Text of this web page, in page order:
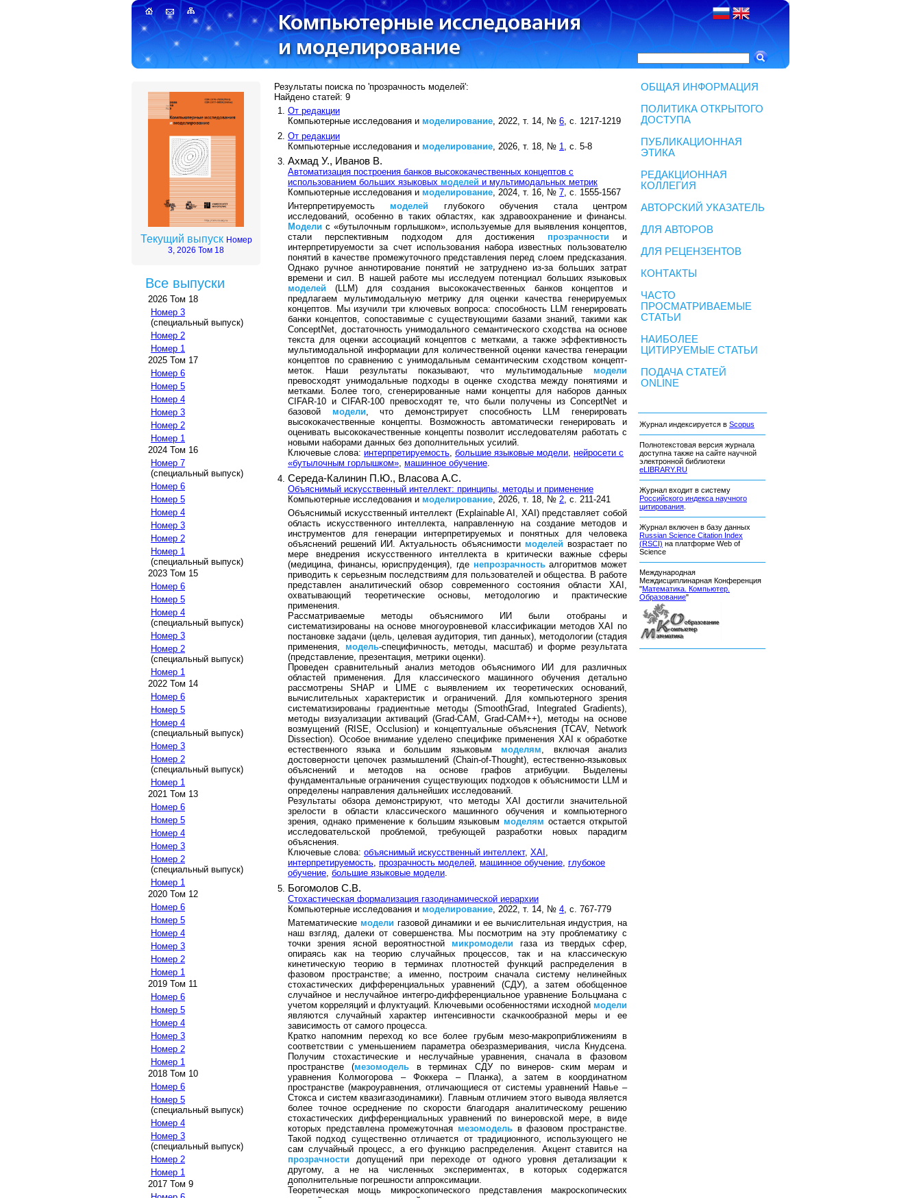
Текущий выпуск Номер
3, 2026 Том 18
Все выпуски
2026 Том 18
Номер 3
(специальный выпуск)
Номер 2
Номер 1
2025 Том 17
Номер 6
Номер 5
Номер 4
Номер 3
Номер 2
Номер 1
2024 Том 16
Номер 7
(специальный выпуск)
Номер 6
Номер 5
Номер 4
Номер 3
Номер 2
Номер 1
(специальный выпуск)
2023 Том 15
Номер 6
Номер 5
Номер 4
(специальный выпуск)
Номер 3
Номер 2
(специальный выпуск)
Номер 1
2022 Том 14
Номер 6
Номер 5
Номер 4
(специальный выпуск)
Номер 3
Номер 2
(специальный выпуск)
Номер 1
2021 Том 13
Номер 6
Номер 5
Номер 4
Номер 3
Номер 2
(специальный выпуск)
Номер 1
2020 Том 12
Номер 6
Номер 5
Номер 4
Номер 3
Номер 2
Номер 1
2019 Том 11
Номер 6
Номер 5
Номер 4
Номер 3
Номер 2
Номер 1
2018 Том 10
Номер 6
Номер 5
(специальный выпуск)
Номер 4
Номер 3
(специальный выпуск)
Номер 2
Номер 1
2017 Том 9
Результаты поиска по 'прозрачность моделей':
Найдено статей: 9
От редакции
Компьютерные исследования и моделирование, 2022, т. 14, № 6, с. 1217-1219
От редакции
Компьютерные исследования и моделирование , 2026, т. 18, № 1 , с. 5-8
Ахмад У., Иванов В.
Автоматизация построения банков высококачественных концептов с
использованием больших языковых моделей и мультимодальных метрик
Компьютерные исследования и моделирование, 2024, т. 16, № 7, с. 1555-1567
Интерпретируемость моделей глубокого обучения стала центром
исследований, особенно в таких областях, как здравоохранение и финансы.
Модели с «бутылочным горлышком», используемые для выявления концептов,
стали перспективным подходом для достижения прозрачности и
интерпретируемости за счет использования набора известных пользователю
понятий в качестве промежуточного представления перед слоем предсказания.
Однако ручное аннотирование понятий не затруднено из-за больших затрат
времени и сил. В нашей работе мы исследуем потенциал больших языковых
моделей (LLM) для создания высококачественных банков концептов и
предлагаем мультимодальную метрику для оценки качества генерируемых
концептов. Мы изучили три ключевых вопроса: способность LLM генерировать
банки концептов, сопоставимые с существующими базами знаний, такими как
ConceptNet, достаточность унимодального семантического сходства на основе
текста для оценки ассоциаций концептов с метками, а также эффективность
мультимодальной информации для количественной оценки качества генерации
концептов по сравнению с унимодальным семантическим сходством концепт-
меток. Наши результаты показывают, что мультимодальные модели
превосходят унимодальные подходы в оценке сходства между понятиями и
метками. Более того, сгенерированные нами концепты для наборов данных
CIFAR-10 и CIFAR-100 превосходят те, что были получены из ConceptNet и
базовой модели, что демонстрирует способность LLM генерировать
высококачественные концепты. Возможность автоматически генерировать и
оценивать высококачественные концепты позволит исследователям работать с
новыми наборами данных без дополнительных усилий.
Ключевые слова: интерпретируемость, большие языковые модели, нейросети с
«бутылочным горлышком», машинное обучение.
Середа-Калинин П.Ю., Власова А.С.
Объяснимый искусственный интеллект: принципы, методы и применение
Компьютерные исследования и моделирование , 2026, т. 18, № 2 , с. 211-241
Объяснимый искусственный интеллект (Explainable AI, XAI) представляет собой
область искусственного интеллекта, направленную на создание методов и
инструментов для генерации интерпретируемых и понятных для человека
объяснений решений ИИ. Актуальность объяснимости моделей возрастает по
мере внедрения искусственного интеллекта в критически важные сферы
(медицина, финансы, юриспруденция), где непрозрачностьалгоритмов может
приводить к серьезным последствиям для пользователей и общества. В работе
представлен аналитический обзор современного состояния области XAI,
охватывающий теоретические основы, методологию и практические
применения.
Рассматриваемые методы объяснимого ИИ были отобраны и
систематизированы на основе многоуровневой классификации методов XAI по
постановке задачи (цель, целевая аудитория, тип данных), методологии (стадия
применения, модель-специфичность, методы, масштаб) и форме результата
(представление, презентация, метрики оценки).
Проведен сравнительный анализ методов объяснимого ИИ для различных
областей применения. Для классического машинного обучения детально
рассмотрены SHAP и LIME с выявлением их теоретических оснований,
вычислительных характеристик и ограничений. Для компьютерного зрения
систематизированы градиентные методы (SmoothGrad, Integrated Gradients),
методы визуализации активаций (Grad-CAM, Grad-CAM++), методы на основе
возмущений (RISE, Occlusion) и концептуальные объяснения (TCAV, Network
Dissection). Особое внимание уделено специфике применения XAI к обработке
естественного языка и большим языковым моделям , включая анализ
достоверности цепочек размышлений (Chain-of-Thought), естественно-языковых
объяснений и методов на основе графов атрибуции. Выделены
фундаментальные ограничения существующих подходов к объяснимости LLM и
определены направления дальнейших исследований.
Результаты обзора демонстрируют, что методы XAI достигли значительной
зрелости в области классического машинного обучения и компьютерного
зрения, однако применение к большим языковым моделям остается открытой
исследовательской проблемой, требующей разработки новых парадигм
объяснения.
Ключевые слова: объяснимый искусственный интеллект, XAI
интерпретируемость прозрачность моделей машинное обучение глубокое
обучение большие языковые модели
Богомолов С.В.
Стохастическая формализация газодинамической иерархии
Компьютерные исследования и моделирование , 2022, т. 14, № 4 , с. 767-779
Математические модели газовой динамики и ее вычислительная индустрия, на
наш взгляд, далеки от совершенства. Мы посмотрим на эту проблематику с
точки зрения ясной вероятностной микромодели газа из твердых сфер,
опираясь как на теорию случайных процессов, так и на классическую
кинетическую теорию в терминах плотностей функций распределения в
фазовом пространстве; а именно, построим сначала систему нелинейных
стохастических дифференциальных уравнений (СДУ), а затем обобщенное
случайное и неслучайное интегро-дифференциальное уравнение Больцмана с
учетом корреляций и флуктуаций. Ключевыми особенностями исходной модели
являются случайный характер интенсивности скачкообразной меры и ее
зависимость от самого процесса.
Кратко напомним переход ко все более грубым мезо-макроприближениям в
соответствии с уменьшением параметра обезразмеривания, числа Кнудсена.
Получим стохастические и неслучайные уравнения, сначала в фазовом
пространстве (мезомодельв терминах СДУ по винеров- ским мерам и
уравнения Колмогорова – Фоккера – Планка), а затем в координатном
пространстве (макроуравнения, отличающиеся от системы уравнений Навье –
Стокса и систем квазигазодинамики). Главным отличием этого вывода является
более точное осреднение по скорости благодаря аналитическому решению
стохастических дифференциальных уравнений по винеровской мере, в виде
которых представлена промежуточная мезомодель в фазовом пространстве.
Такой подход существенно отличается от традиционного, использующего не
сам случайный процесс, а его функцию распределения. Акцент ставится на
прозрачности допущений при переходе от одного уровня детализации к
другому, а не на численных экспериментах, в которых содержатся
дополнительные погрешности аппроксимации.
Теоретическая мощь микроскопического представления макроскопических
ОБЩАЯ ИНФОРМАЦИЯ
ПОЛИТИКА ОТКРЫТОГО
ДОСТУПА
ПУБЛИКАЦИОННАЯ
ЭТИКА
РЕДАКЦИОННАЯ
КОЛЛЕГИЯ
АВТОРСКИЙ УКАЗАТЕЛЬ
ДЛЯ АВТОРОВ
ДЛЯ РЕЦЕНЗЕНТОВ
КОНТАКТЫ
ЧАСТО
ПРОСМАТРИВАЕМЫЕ
СТАТЬИ
НАИБОЛЕЕ
ЦИТИРУЕМЫЕ СТАТЬИ
ПОДАЧА СТАТЕЙ
ONLINE
Журнал индексируется в Scopus
Полнотекстовая версия журнала
доступна также на сайте научной
электронной библиотеки
eLIBRARY.RU
Журнал входит в систему
Российского индекса научного
цитирования
Журнал включен в базу данных
Russian Science Citation Index
(RSCI) на платформе Web of
Science
Международная
Междисциплинарная Конференция
"Математика. Компьютер.
Образование"